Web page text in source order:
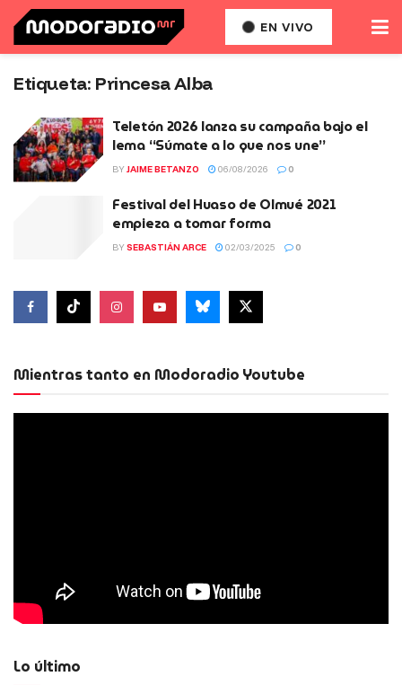
EN VIVO
Etiqueta: Princesa Alba
Teletón 2026 lanza su campaña bajo el
lema “Súmate a lo que nos une”
BY JAIME BETANZO 06/08/2026 0
Festival del Huaso de Olmué 2021
empieza a tomar forma
BY SEBASTIÁN ARCE 02/03/2025 0
Mientras tanto en Modoradio Youtube
Lo último